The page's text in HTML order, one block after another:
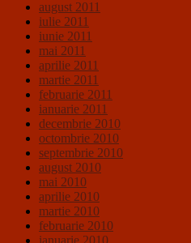
august 2011
iulie 2011
iunie 2011
mai 2011
aprilie 2011
martie 2011
februarie 2011
ianuarie 2011
decembrie 2010
octombrie 2010
septembrie 2010
august 2010
mai 2010
aprilie 2010
martie 2010
februarie 2010
ianuarie 2010